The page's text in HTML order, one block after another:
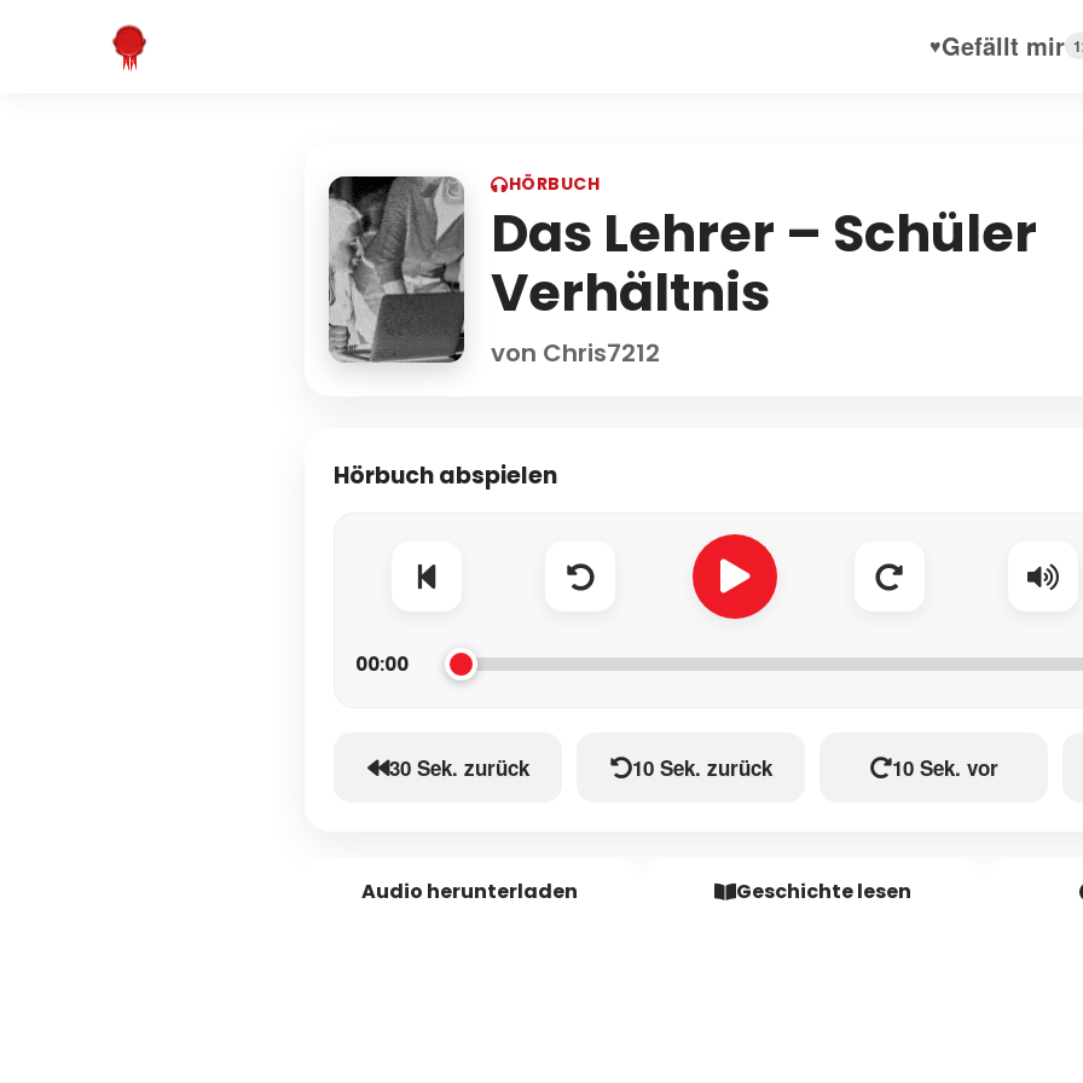
♥Gefällt mir
HÖRBUCH
Das Lehrer – Schüler
Verhältnis
von Chris7212
Hörbuch abspielen
00:00
30 Sek. zurück 10 Sek. zurück 10 Sek. vor
Audio herunterladen Geschichte lesen